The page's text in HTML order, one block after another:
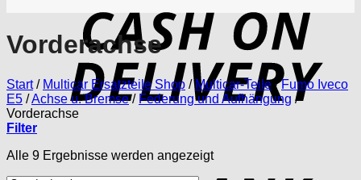
Vorderachse
Start / Multicar Ersatzteile Shop / Multicar-Teile / Fumo Iveco
E5 /Achse u. Bremse / Federung und Aufhängung /
Vorderachse
Filter
Alle 9 Ergebnisse werden angezeigt